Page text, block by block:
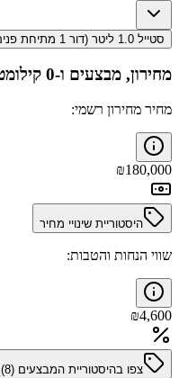
סטייל 1.0 ליטר (דור 1 מתיחת פנים)
מחירון, מבצעים ו-0 קילומטר
מחיר מחירון רשמי:
₪180,000
היסטוריית שינויי מחיר
שווי הנחות והטבות:
₪4,600
צפו בהיסטוריית המבצעים (8
)